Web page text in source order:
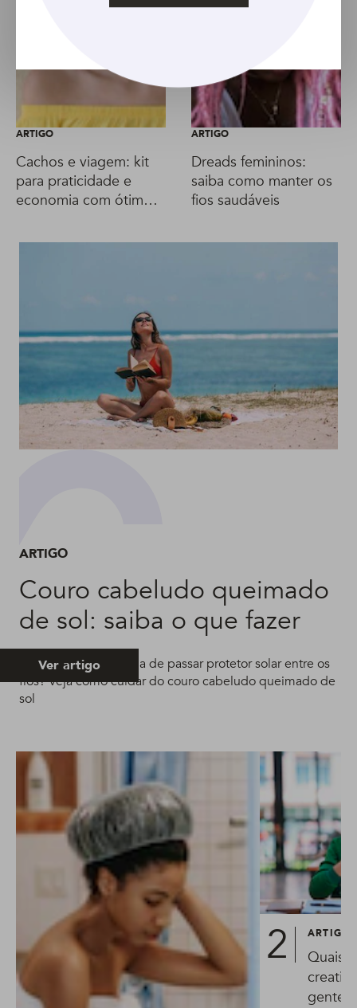
ARTIGO
Cachos e viagem: kit
para praticidade e
economia com ótimos
ARTIGO
Dreads femininos:
saiba como manter os
fios saudáveis
ARTIGO
Couro cabeludo queimado
de sol: saiba o que fazer
Alguém aí teve a ideia de passar protetor solar entre os
fios? Veja como cuidar do couro cabeludo queimado de
sol
Ver artigo
ARTIGO
Quais
gente